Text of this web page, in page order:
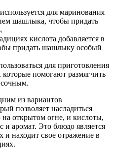
для маринования
шашлыка, чтобы придать
кислота добавляется в
придать шашлыку особый
для приготовления
помогают размягчить
сочным.
из вариантов
позволяет насладиться
открытом огне, и кислоты,
аромат. Это блюдо является
находит свое отражение в